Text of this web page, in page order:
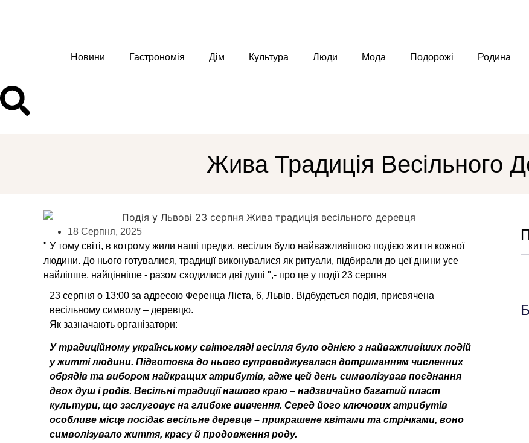
Новини Гастрономія Дім Культура Люди Мода Подорожі Родина
Жива Традиція Весільного
18 Серпня, 2025
" У тому світі, в котрому жили наші предки, весілля було найважливішою подією життя кожної
людини. До нього готувалися, традиції виконувалися як ритуали, підбирали до цеї днини усе
найліпше, найцінніше - разом сходилиси дві душі ",- про це у події 23 серпня
23 серпня о 13:00 за адресою Ференца Ліста, 6, Львів. Відбудеться подія, присвячена
весільному символу – деревцю.
Як зазначають організатори:
У традиційному українському світогляді весілля було однією з найважливіших подій
у житті людини. Підготовка до нього супроводжувалася дотриманням численних
обрядів та вибором найкращих атрибутів, адже цей день символізував поєднання
двох душ і родів. Весільні традиції нашого краю – надзвичайно багатий пласт
культури, що заслуговує на глибоке вивчення. Серед його ключових атрибутів
особливе місце посідає весільне деревце – прикрашене квітами та стрічками, воно
символізувало життя, красу й продовження роду.